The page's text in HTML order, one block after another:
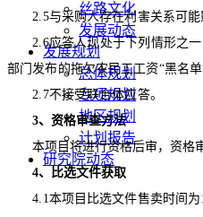
丝路文化
发展动态
发展规划
总体规划
专项规划
地区规划
计划报告
研究院动态
2.5与采购人存在利害关系可
2.6应答人现处于下列情形之
部门发布的拖欠农民工工资“黑名单
2.7不接受联合体应答。
3、资格审查方法
本项目将进行资格后审，资格
4、比选文件获取
4. 1本项目比选文件售卖时间为